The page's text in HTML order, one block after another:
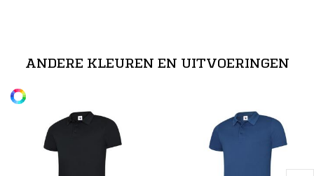
ANDERE KLEUREN EN UITVOERINGEN